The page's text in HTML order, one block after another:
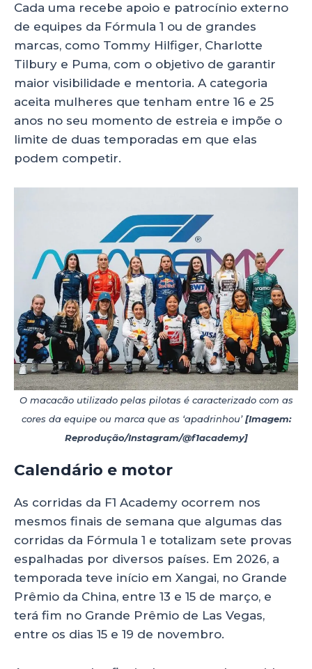
Cada uma recebe apoio e patrocínio externo
de equipes da Fórmula 1 ou de grandes
marcas, como Tommy Hilfiger, Charlotte
Tilbury e Puma, com o objetivo de garantir
maior visibilidade e mentoria. A categoria
aceita mulheres que tenham entre 16 e 25
anos no seu momento de estreia e impõe o
limite de duas temporadas em que elas
podem competir.
O macacão utilizado pelas pilotas é caracterizado com as
cores da equipe ou marca que as ‘apadrinhou’[Imagem:
Reprodução/Instagram/@f1academy]
Calendário e motor
As corridas da F1 Academy ocorrem nos
mesmos finais de semana que algumas das
corridas da Fórmula 1 e totalizam sete provas
espalhadas por diversos países. Em 2026, a
temporada teve início em Xangai, no Grande
Prêmio da China, entre 13 e 15 de março, e
terá fim no Grande Prêmio de Las Vegas,
entre os dias 15 e 19 de novembro.